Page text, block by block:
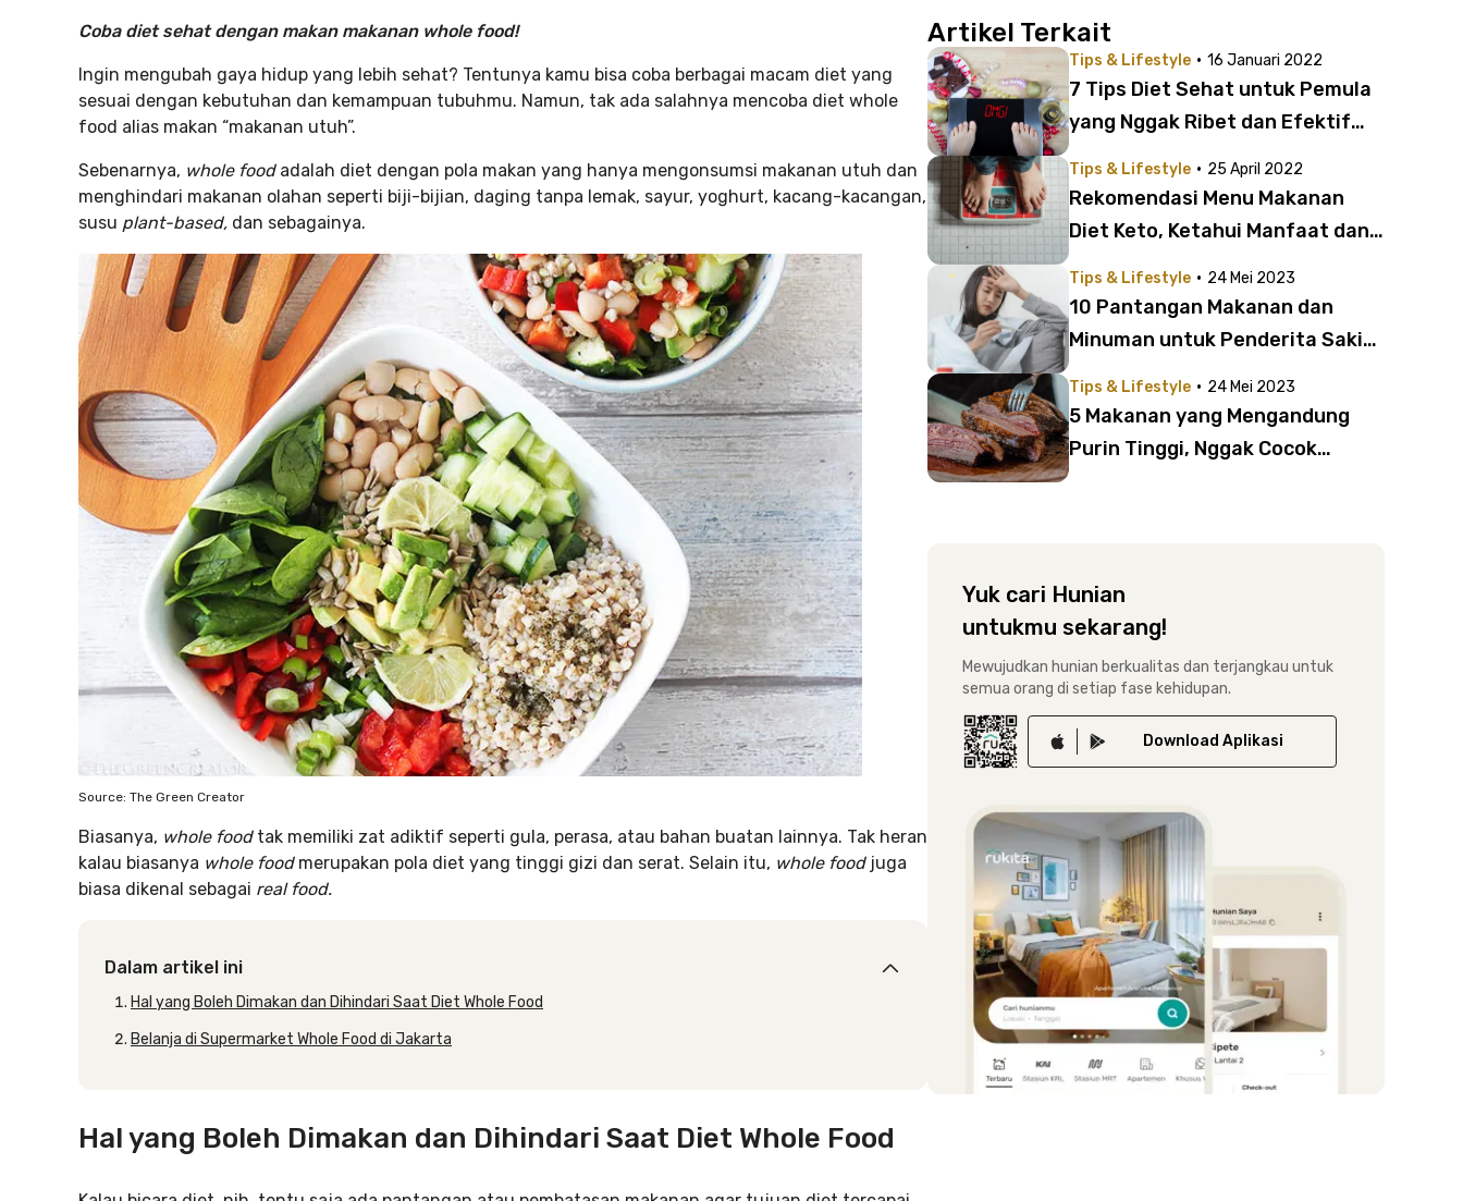
Coba diet sehat dengan makan makanan whole food!
Ingin mengubah gaya hidup yang lebih sehat? Tentunya kamu bisa coba berbagai macam diet yang
sesuai dengan kebutuhan dan kemampuan tubuhmu. Namun, tak ada salahnya mencoba diet whole
food alias makan “makanan utuh”.
Sebenarnya, whole food adalah diet dengan pola makan yang hanya mengonsumsi makanan utuh dan
menghindari makanan olahan seperti biji-bijian, daging tanpa lemak, sayur, yoghurt, kacang-kacangan,
susu plant-based, dan sebagainya.
Source: The Green Creator
Biasanya, whole food tak memiliki zat adiktif seperti gula, perasa, atau bahan buatan lainnya. Tak heran
kalau biasanya whole food merupakan pola diet yang tinggi gizi dan serat. Selain itu, whole food juga
biasa dikenal sebagai real food.
Dalam artikel ini
Hal yang Boleh Dimakan dan Dihindari Saat Diet Whole Food
Belanja di Supermarket Whole Food di Jakarta
Hal yang Boleh Dimakan dan Dihindari Saat Diet Whole Food
Artikel Terkait
Tips & Lifestyle · 16 Januari 2022
7 Tips Diet Sehat untuk Pemula
yang Nggak Ribet dan Efektif
Tips & Lifestyle · 25 April 2022
Rekomendasi Menu Makanan
Diet Keto, Ketahui Manfaat dan
Tips & Lifestyle · 24 Mei 2023
10 Pantangan Makanan dan
Minuman untuk Penderita Sakit
Tips & Lifestyle · 24 Mei 2023
5 Makanan yang Mengandung
Purin Tinggi, Nggak Cocok
Yuk cari Hunian
untukmu sekarang!
Mewujudkan hunian berkualitas dan terjangkau untuk
semua orang di setiap fase kehidupan.
Download Aplikasi